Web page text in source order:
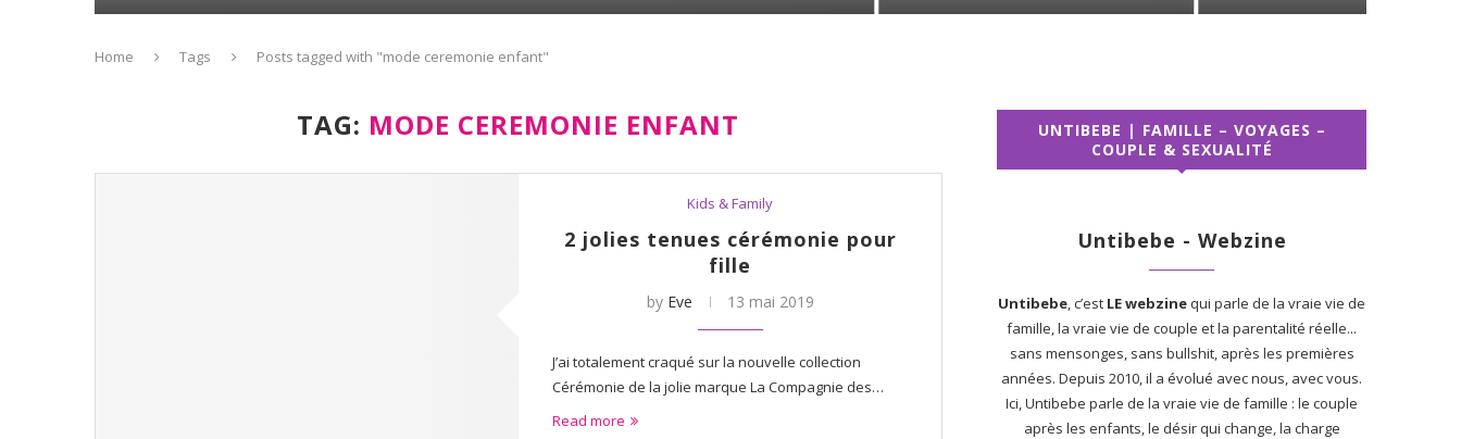
Home Tags Posts tagged with "mode ceremonie enfant"
TAG: MODE CEREMONIE ENFANT
Kids & Family
2 jolies tenues cérémonie pour
fille
by Eve 13 mai 2019
J’ai totalement craqué sur la nouvelle collection
Cérémonie de la jolie marque La Compagnie des…
Read more
UNTIBEBE | FAMILLE – VOYAGES –
COUPLE & SEXUALITÉ
Untibebe - Webzine
Untibebe, c’est LE webzinequi parle de la vraie vie de
famille, la vraie vie de couple et la parentalité réelle...
sans mensonges, sans bullshit, après les premières
années. Depuis 2010, il a évolué avec nous, avec vous.
Ici, Untibebe parle de la vraie vie de famille : le couple
après les enfants, le désir qui change, la charge